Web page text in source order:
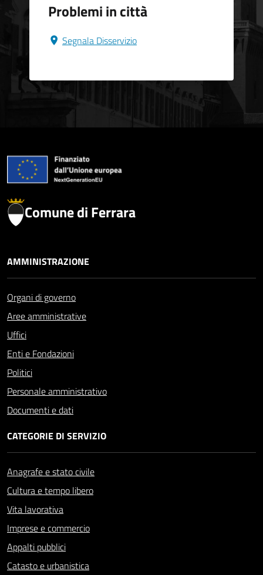
Problemi in città
Segnala Disservizio
Comune di Ferrara
AMMINISTRAZIONE
Organi di governo
Aree amministrative
Uffici
Enti e Fondazioni
Politici
Personale amministrativo
Documenti e dati
CATEGORIE DI SERVIZIO
Anagrafe e stato civile
Cultura e tempo libero
Vita lavorativa
Imprese e commercio
Appalti pubblici
Catasto e urbanistica